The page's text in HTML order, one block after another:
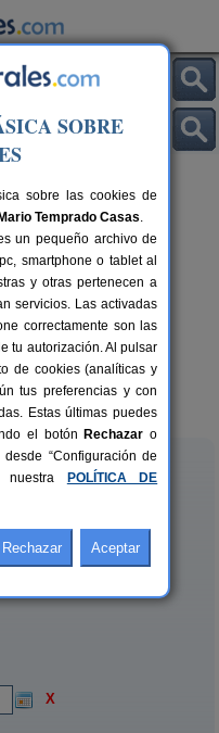
6+6 pers.
desde25 €
X
SOBRE
sobre las cookies de
Mario Temprado Casas.
un pequeño archivo de
smartphone o tablet al
y otras pertenecen a
servicios. Las activadas
correctamente son las
tu autorización. Al pulsar
de cookies (analíticas y
tus preferencias y con
Estas últimas puedes
el botón Rechazar o
“Configuración de
nuestra
POLÍTICA DE